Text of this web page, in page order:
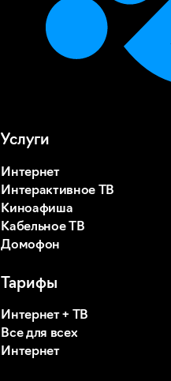
Услуги
Интернет
Интерактивное ТВ
Киноафиша
Кабельное ТВ
Домофон
Тарифы
Интернет + ТВ
Все для всех
Интернет